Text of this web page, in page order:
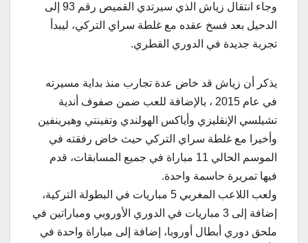
وجاء انتقال زياش الذي سيرتدي القميص رقم 93 إلى
الدحيل بعد فسخ عقده مع غلطة سراي التركي، ليبدأ
تجربة جديدة في الدوري القطري.
يذكر أن زياش قد خاض عدة تجارب منذ بداية مسيرته
في عام 2015 ، بالإضافة للعب ضمن صفوف أندية
تشيلسي الإنقليزي وأياكس الهولندي وتفينتي وهيرينفين
وأخيرا مع غلطة سراي التركي حيث خاض رفقته في
الموسم الحالي 11 مباراة في جميع المسابقات، قدم
فيها تمريرة حاسمة واحدة.
ولعب اللاعب المغربي 5 مباريات في البطولة التركية،
إضافة إلى 3 مباريات في الدوري الأوروبي ومباراتين في
ملحق دوري أبطال أوروبا، إضافة إلى مباراة واحدة في